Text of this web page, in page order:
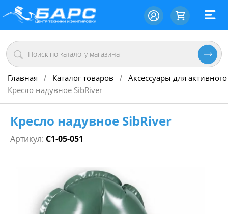
Главная / Каталог товаров / Аксессуары для
Кресло надувное SibRiver
Кресло надувное SibRiver
Артикул: С1-05-051